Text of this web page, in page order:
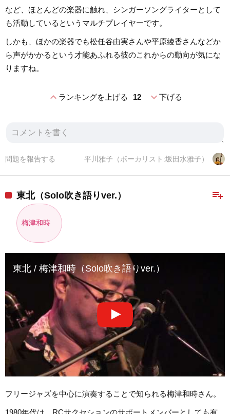
など、ほとんどの楽器に触れ、シンガーソングライターとして
も活動しているというマルチプレイヤーです。
しかも、ほかの楽器でも松任谷由実さんや平原綾香さんなどか
ら声がかかるという才能あふれる彼のこれからの動向が気にな
りますね。
expand_lessランキングを上げる 12 expand_more下げる
平川雅子（ボーカリスト:坂田水雅子）
問題を報告する
playlist_add
東北（Solo吹き語りver.）
梅津和時
東北 / 梅津和時（Solo吹き語りver.）
フリージャズを中心に演奏することで知られる梅津和時さん。